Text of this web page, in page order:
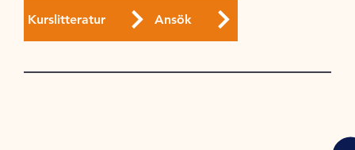
Kurslitteratur Ansök